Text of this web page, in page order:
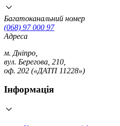
Багатоканальний номер
(068) 97 000 97
Адреса
м. Дніпро,
вул. Берегова, 210,
оф. 202 («ДАТП 11228»)
Інформація